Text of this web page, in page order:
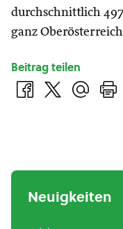
durchschnittlich
ganz
Beitrag teilen
Neuigkeiten